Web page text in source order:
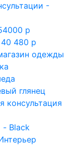
-
р
480 р
одежды
глянец
консультация
- Black